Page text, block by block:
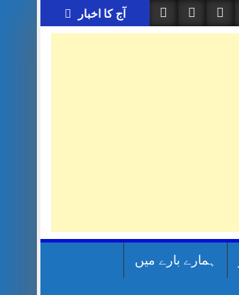
آج کا اخبار
ہمارے بارے میں